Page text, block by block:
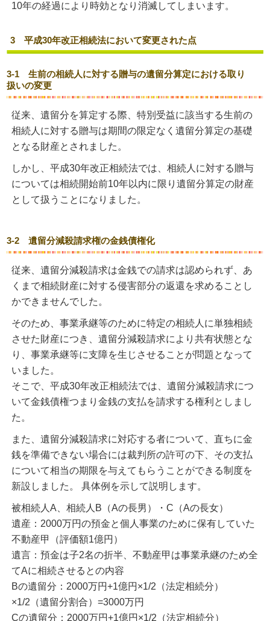
10年の経過により時効となり消滅してしまいます。
3 平成30年改正相続法において変更された点
3-1 生前の相続人に対する贈与の遺留分算定における取り
扱いの変更
従来、遺留分を算定する際、特別受益に該当する生前の
相続人に対する贈与は期間の限定なく遺留分算定の基礎
となる財産とされました。
しかし、平成30年改正相続法では、相続人に対する贈与
については相続開始前10年以内に限り遺留分算定の財産
として扱うことになりました。
3-2 遺留分減殺請求権の金銭債権化
従来、遺留分減殺請求は金銭での請求は認められず、あ
くまで相続財産に対する侵害部分の返還を求めることし
かできませんでした。
そのため、事業承継等のために特定の相続人に単独相続
させた財産につき、遺留分減殺請求により共有状態とな
り、事業承継等に支障を生じさせることが問題となって
いました。
そこで、平成30年改正相続法では、遺留分減殺請求につ
いて金銭債権つまり金銭の支払を請求する権利としまし
た。
また、遺留分減殺請求に対応する者について、直ちに金
銭を準備できない場合には裁判所の許可の下、その支払
について相当の期限を与えてもらうことができる制度を
新設しました。 具体例を示して説明します。
被相続人A、相続人B（Aの長男）・C（Aの長女）
遺産：2000万円の預金と個人事業のために保有していた
不動産甲（評価額1億円）
遺言：預金は子2名の折半、不動産甲は事業承継のため全
てAに相続させるとの内容
Bの遺留分：2000万円+1億円×1/2（法定相続分）
×1/2（遺留分割合）=3000万円
Cの遺留分：2000万円+1億円×1/2（法定相続分）